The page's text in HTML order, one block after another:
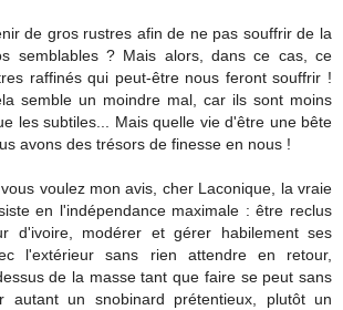
de gros rustres afin de ne pas souffrir de la
semblables ? Mais alors, dans ce cas, ce
raffinés qui peut-être nous feront souffrir !
semble un moindre mal, car ils sont moins
les subtiles... Mais quelle vie d'être une bête
avons des trésors de finesse en nous !
voulez mon avis, cher Laconique, la vraie
en l'indépendance maximale : être reclus
d'ivoire, modérer et gérer habilement ses
l'extérieur sans rien attendre en retour,
de la masse tant que faire se peut sans
autant un snobinard prétentieux, plutôt un